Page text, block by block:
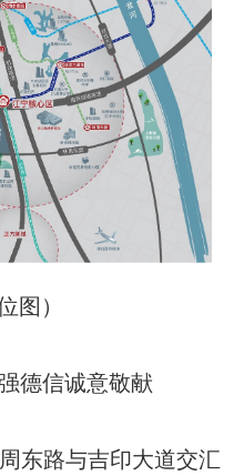
图）
德信诚意敬献
东路与吉印大道交汇